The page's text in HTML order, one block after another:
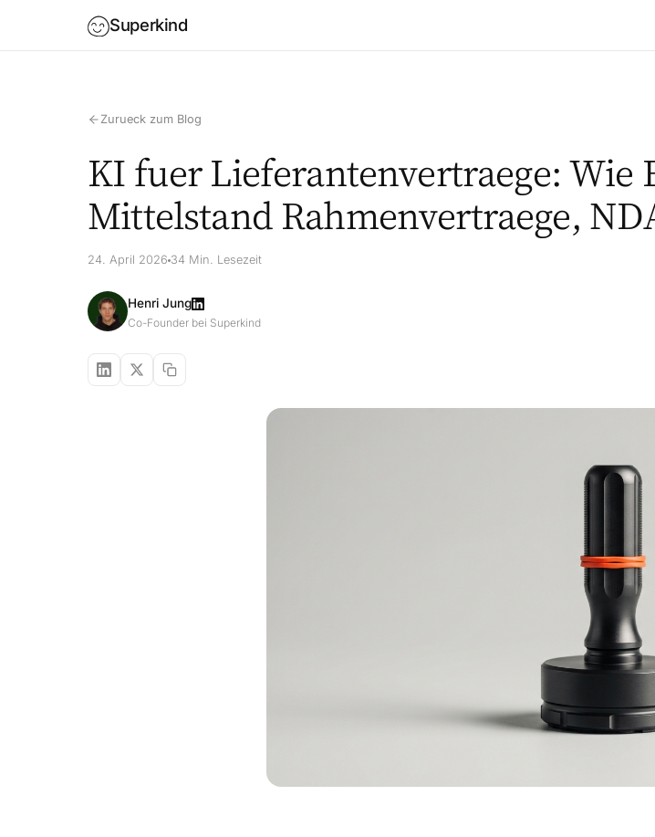
Superkind
Zurueck zum Blog
KI fuer Lieferantenvertraege: Wie
Mittelstand Rahmenvertraege,
24. April 2026 34 Min. Lesezeit
Henri Jung
Co-Founder bei Superkind